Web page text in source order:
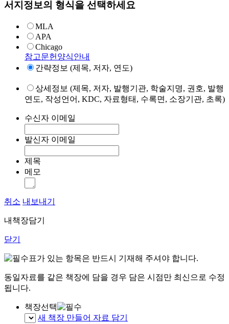
서지정보의 형식을 선택하세요
MLA
APA
Chicago
참고문헌양식안내
간략정보 (제목, 저자, 연도)
상세정보 (제목, 저자, 발행기관, 학술지명, 권호, 발행
연도, 작성언어, KDC, 자료형태, 수록면, 소장기관, 초록)
수신자 이메일
발신자 이메일
제목
메모
취소 내보내기
내책장담기
닫기
표가 있는 항목은 반드시 기재해 주셔야 합니다.
동일자료를 같은 책장에 담을 경우 담은 시점만 최신으로 수정
됩니다.
책장선택
새 책장 만들어 자료 담기